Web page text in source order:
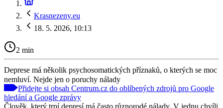
Krasnezeny.eu
18. 5. 2026, 10:13
2 min
Deprese má několik psychosomatických příznaků, o kterých se moc
nemluví. Nejde jen o poruchy nálady
Přidejte si obsah Centrum.cz do oblíbených zdrojů pro Google
hledání a Google zprávy
Člověk, který trpí depresí má často různorodé nálady. V jednu chvíli